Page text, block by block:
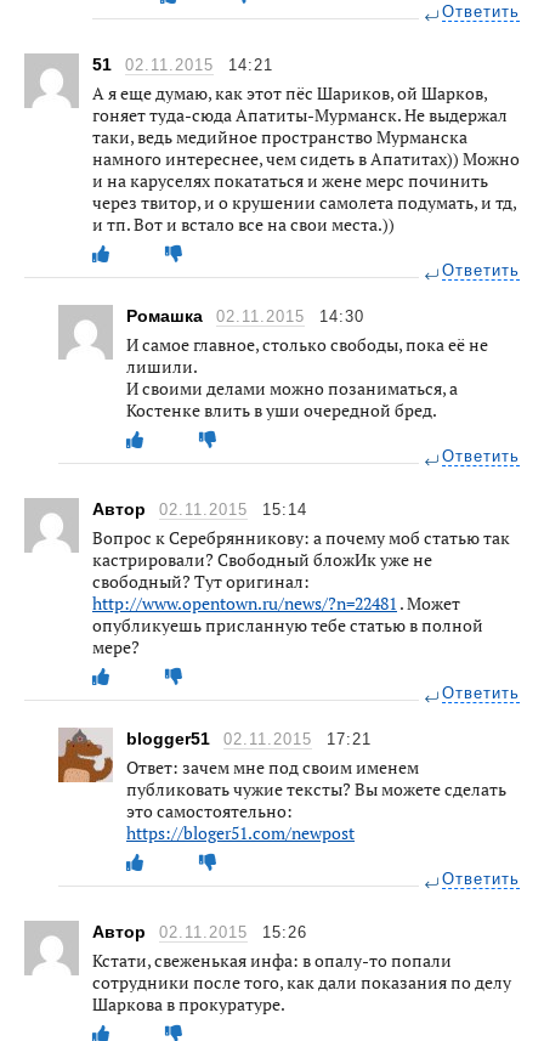
Ответить
51 02.11.2015 14:21
А я еще думаю, как этот пёс Шариков, ой Шарков,
гоняет туда-сюда Апатиты-Мурманск. Не выдержал
таки, ведь медийное пространство Мурманска
намного интереснее, чем сидеть в Апатитах)) Можно
и на каруселях покататься и жене мерс починить
через твитор, и о крушении самолета подумать, и тд,
и тп. Вот и встало все на свои места.))
Ответить
Ромашка 02.11.2015 14:30
И самое главное, столько свободы, пока её не
лишили.
И своими делами можно позаниматься, а
Костенке влить в уши очередной бред.
Ответить
Автор 02.11.2015 15:14
Вопрос к Серебрянникову: а почему моб статью так
кастрировали? Свободный бложИк уже не
свободный? Тут оригинал:
http://www.opentown.ru/news/?n=22481 . Может
опубликуешь присланную тебе статью в полной
мере?
Ответить
blogger51 02.11.2015 17:21
Ответ: зачем мне под своим именем
публиковать чужие тексты? Вы можете сделать
это самостоятельно:
https://bloger51.com/newpost
Ответить
Автор 02.11.2015 15:26
Кстати, свеженькая инфа: в опалу-то попали
сотрудники после того, как дали показания по делу
Шаркова в прокуратуре.